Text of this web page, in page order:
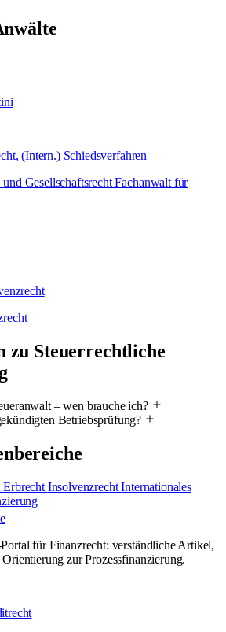
(Intern.) Schiedsverfahren
Gesellschaftsrecht Fachanwalt für
zu Steuerrechtliche
– wen brauche ich?
Betriebsprüfung?
Erbrecht InsolvenzrechtInternationales
für Finanzrecht: verständliche Artikel,
zur Prozessfinanzierung.